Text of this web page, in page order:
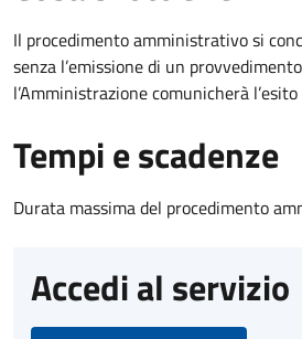
Il procedimento amministrativo si
senza l’emissione di un
l’Amministrazione comunicherà
Tempi e scadenze
Durata massima del procedimento
Accedi al servizio